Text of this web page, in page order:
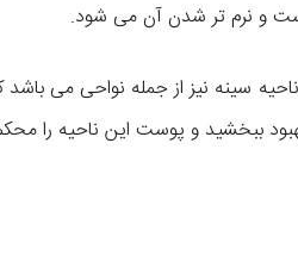
و نرم تر شدن آن می شود.
سینه نیز از جمله نواحی می باشد
ببخشید و پوست این ناحیه را